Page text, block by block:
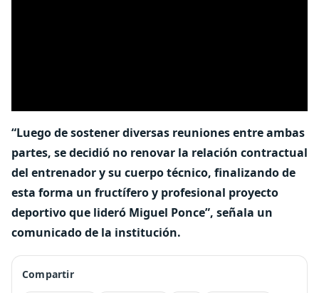
“Luego de sostener diversas reuniones entre ambas
partes, se decidió no renovar la relación contractual
del entrenador y su cuerpo técnico, finalizando de
esta forma un fructífero y profesional proyecto
deportivo que lideró Miguel Ponce”, señala un
comunicado de la institución.
Compartir